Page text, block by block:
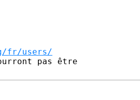
fr/users/
pas être